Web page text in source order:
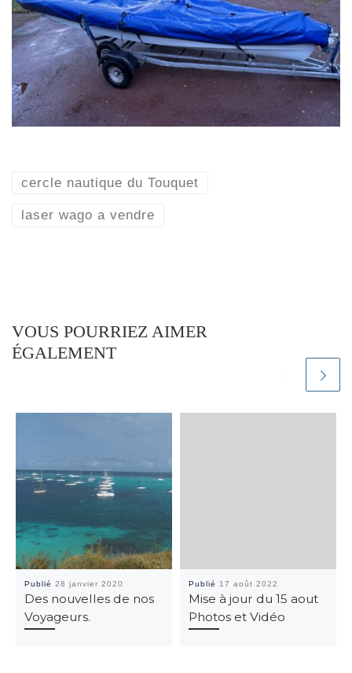
cercle nautique du Touquet
laser wago a vendre
VOUS POURRIEZ AIMER
ÉGALEMENT
Publié28 janvier 2020
Des nouvelles de nos
Voyageurs.
Publié 17 août 2022
Mise à jour du 15 aout
Photos et Vidéo